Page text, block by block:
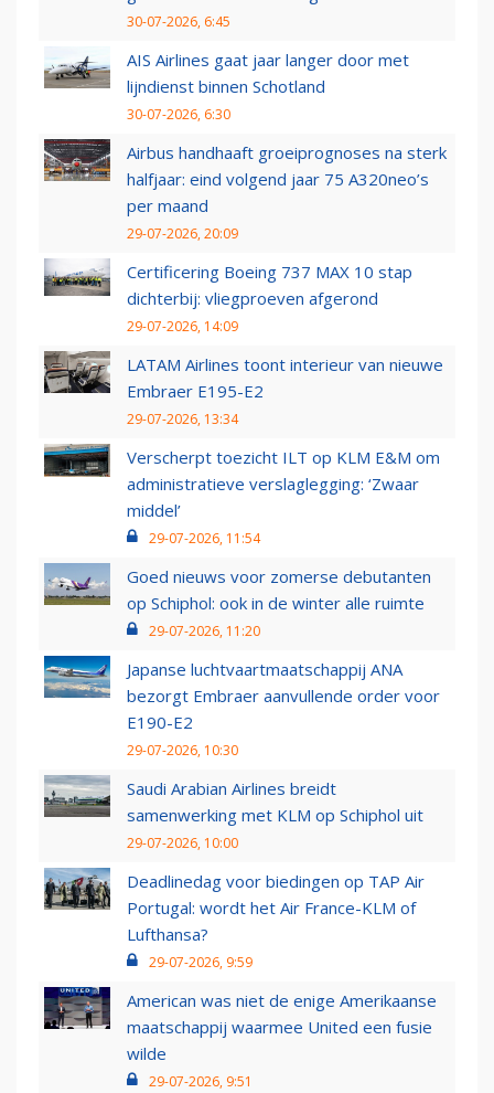
30-07-2026, 6:45
AIS Airlines gaat jaar langer door met
lijndienst binnen Schotland
30-07-2026, 6:30
Airbus handhaaft groeiprognoses na sterk
halfjaar: eind volgend jaar 75 A320neo’s
per maand
29-07-2026, 20:09
Certificering Boeing 737 MAX 10 stap
dichterbij: vliegproeven afgerond
29-07-2026, 14:09
LATAM Airlines toont interieur van nieuwe
Embraer E195-E2
29-07-2026, 13:34
Verscherpt toezicht ILT op KLM E&M om
administratieve verslaglegging: ‘Zwaar
middel’
29-07-2026, 11:54
Goed nieuws voor zomerse debutanten
op Schiphol: ook in de winter alle ruimte
29-07-2026, 11:20
Japanse luchtvaartmaatschappij ANA
bezorgt Embraer aanvullende order voor
E190-E2
29-07-2026, 10:30
Saudi Arabian Airlines breidt
samenwerking met KLM op Schiphol uit
29-07-2026, 10:00
Deadlinedag voor biedingen op TAP Air
Portugal: wordt het Air France-KLM of
Lufthansa?
29-07-2026, 9:59
American was niet de enige Amerikaanse
maatschappij waarmee United een fusie
wilde
29-07-2026, 9:51